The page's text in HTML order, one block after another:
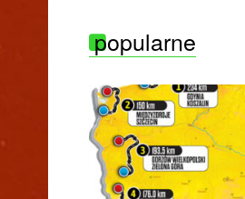
popularne